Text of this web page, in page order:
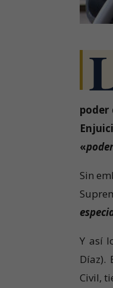
poder
«
Sin
Y así
Díaz).
Civil,